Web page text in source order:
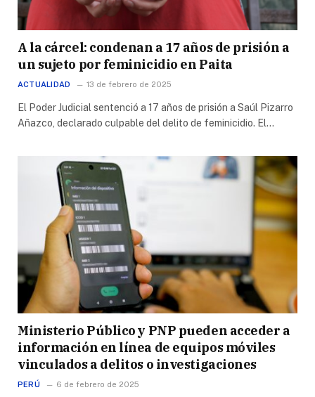
A la cárcel: condenan a 17 años de prisión a
un sujeto por feminicidio en Paita
ACTUALIDAD 13 de febrero de 2025
El Poder Judicial sentenció a 17 años de prisión a Saúl Pizarro
Añazco, declarado culpable del delito de feminicidio. El…
Ministerio Público y PNP pueden acceder a
información en línea de equipos móviles
vinculados a delitos o investigaciones
PERÚ 6 de febrero de 2025